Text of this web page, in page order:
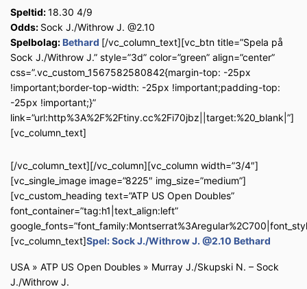
Speltid:18.30 4/9
Odds: Sock J./Withrow J. @2.10
Spelbolag:Bethard [/vc_column_text][vc_btn title=”Spela på
Sock J./Withrow J.” style=”3d” color=”green” align=”center”
css=”.vc_custom_1567582580842{margin-top: -25px
!important;border-top-width: -25px !important;padding-top:
-25px !important;}”
link=”url:http%3A%2F%2Ftiny.cc%2Fi70jbz||target:%20_blank|”]
[vc_column_text]
[/vc_column_text][/vc_column][vc_column width=”3/4″]
[vc_single_image image=”8225″ img_size=”medium”]
[vc_custom_heading text=”ATP US Open Doubles”
font_container=”tag:h1|text_align:left”
[vc_column_text]Spel: Sock J./Withrow J. @2.10 Bethard
USA » ATP US Open Doubles » Murray J./Skupski N. – Sock
J./Withrow J.